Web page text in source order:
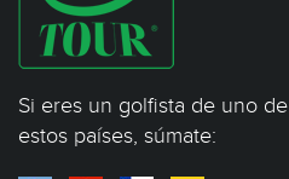
Si eres un golfista de uno de
estos países, súmate: